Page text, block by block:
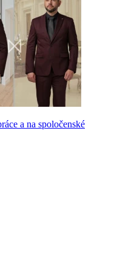
a na spoločenské